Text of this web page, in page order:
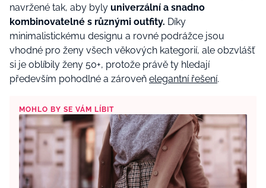
navržené tak, aby byly univerzální a snadno
kombinovatelné s různými outfity. Díky
minimalistickému designu a rovné podrážce jsou
vhodné pro ženy všech věkových kategorií, ale obzvlášť
si je oblíbily ženy 50+, protože právě ty hledají
především pohodlné a zároveň elegantní řešení.
MOHLO BY SE VÁM LÍBIT